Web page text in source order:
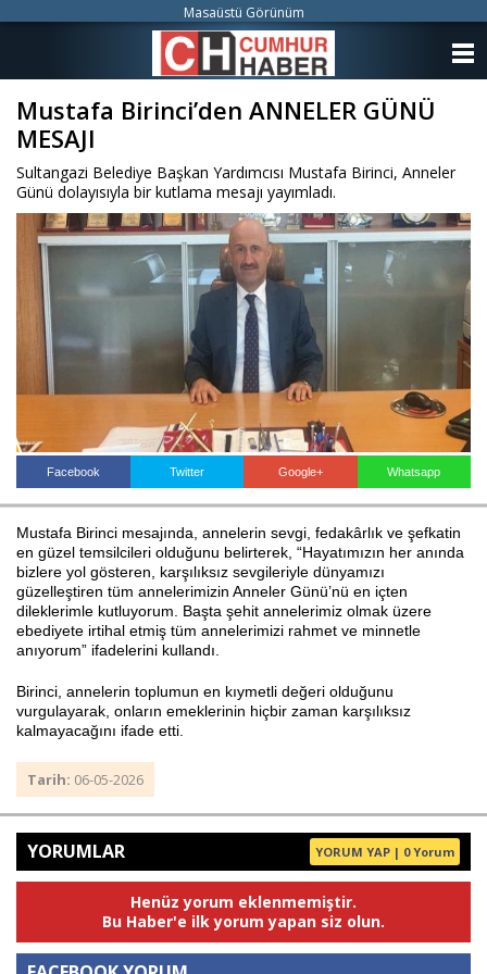
Mustafa Birinci’den ANNELER GÜNÜ
MESAJI
Sultangazi Belediye Başkan Yardımcısı Mustafa Birinci, Anneler
Günü dolayısıyla bir kutlama mesajı yayımladı.
Facebook Twitter Google+ Whatsapp
Mustafa Birinci mesajında, annelerin sevgi, fedakârlık ve şefkatin
en güzel temsilcileri olduğunu belirterek, “Hayatımızın her anında
bizlere yol gösteren, karşılıksız sevgileriyle dünyamızı
güzelleştiren tüm annelerimizin Anneler Günü’nü en içten
dileklerimle kutluyorum. Başta şehit annelerimiz olmak üzere
ebediyete irtihal etmiş tüm annelerimizi rahmet ve minnetle
anıyorum” ifadelerini kullandı.
Birinci, annelerin toplumun en kıymetli değeri olduğunu
vurgulayarak, onların emeklerinin hiçbir zaman karşılıksız
kalmayacağını ifade etti.
Tarih: 06-05-2026
YORUMLAR YORUM YAP | 0 Yorum
Henüz yorum eklenmemiştir.
Bu Haber'e ilk yorum yapan siz olun.
Masaüstü Görünüm
KATEGORİLER
FOTO GALERİ
İLETİŞİM